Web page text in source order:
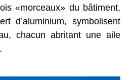
«morceaux» du bâtiment,
d’aluminium, symbolisent
chacun abritant une aile